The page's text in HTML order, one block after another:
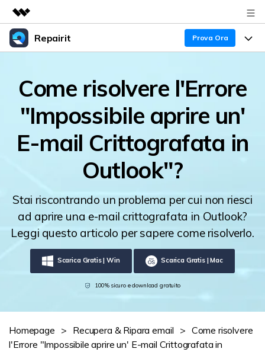
Prodotti in evidenza
Utilità
Panoramica
Soluzione
Chi siamo
Sala stampa
Repairit Prova Ora
Esperti nella Riparazione dei Dati
Caratteristiche Principali
Guida
Problemi del Dispositivo
TROVA ALTRE SOLUZIONI
Più Argomenti sul Canale YOUTUBE
Supporto
Supporto
Novità
SCARICA ORA Accedi
Come risolvere l'Errore
"Impossibile aprire un'
E-mail Crittografata in
Outlook"?
Stai riscontrando un problema per cui non riesci
ad aprire una e-mail crittografata in Outlook?
Leggi questo articolo per sapere come risolverlo.
Scarica Gratis | Win Scarica Gratis | Mac
100% sicuro e download gratuito
Homepage > Recupera & Ripara email > Come risolvere
l'Errore "Impossibile aprire un' E-mail Crittografata in